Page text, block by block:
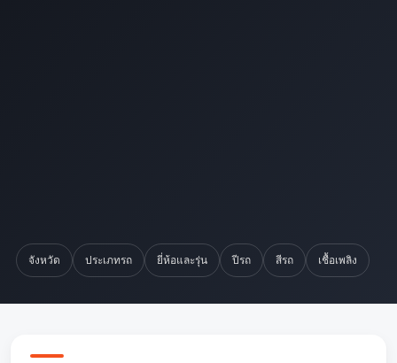
จังหวัด ประเภทรถ ยี่ห้อและรุ่น ปีรถ สีรถ เชื้อเพลิง